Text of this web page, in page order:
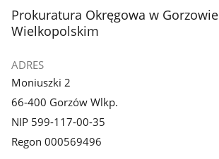
stopka
Prokuratura Okręgowa w Gorzowie
Wielkopolskim
ADRES
Moniuszki 2
66-400 Gorzów Wlkp.
NIP 599-117-00-35
Regon 000569496